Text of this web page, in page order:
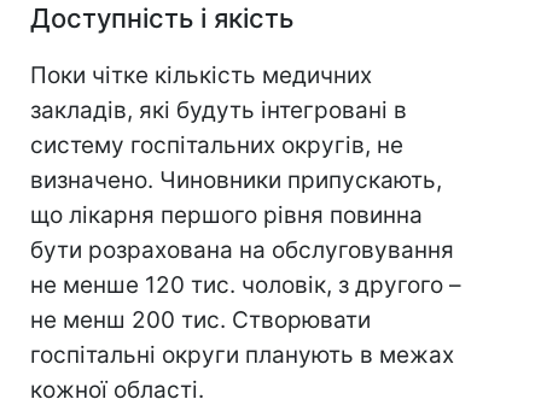
Доступність і якість
Поки чітке кількість медичних
закладів, які будуть інтегровані в
систему госпітальних округів, не
визначено. Чиновники припускають,
що лікарня першого рівня повинна
бути розрахована на обслуговування
не менше 120 тис. чоловік, з другого –
не менш 200 тис. Створювати
госпітальні округи планують в межах
кожної області.